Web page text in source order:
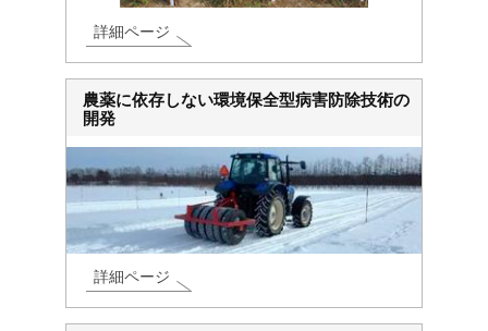
詳細ページ
農薬に依存しない環境保全型病害防除技術の
開発
詳細ページ